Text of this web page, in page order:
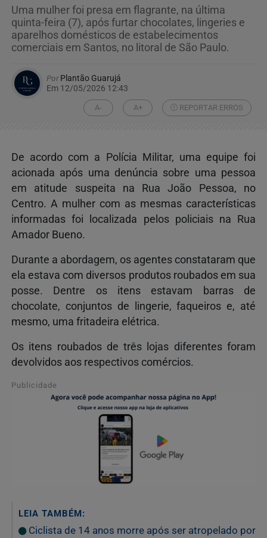
Uma mulher foi presa em flagrante, na última
quinta-feira (7), após furtar chocolates, lingeries e
aparelhos domésticos de estabelecimentos
comerciais em Santos, no litoral de São Paulo.
PorPlantão Guarujá
Em 12/05/2026 12:43
A- A+ REPORTAR ERROS
De acordo com a Polícia Militar, uma equipe foi
acionada após uma denúncia sobre uma pessoa
em atitude suspeita na Rua João Pessoa, no
Centro. A mulher com as mesmas características
informadas foi localizada pelos policiais na Rua
Amador Bueno.
Durante a abordagem, os agentes constataram que
ela estava com diversos produtos roubados em sua
posse. Dentre os itens estavam barras de
chocolate, conjuntos de lingerie, faqueiros e, até
mesmo, uma fritadeira elétrica.
Os itens roubados de três lojas diferentes foram
devolvidos aos respectivos comércios.
Publicidade
LEIA TAMBÉM:
Ciclista de 14 anos morre após ser atropelado por